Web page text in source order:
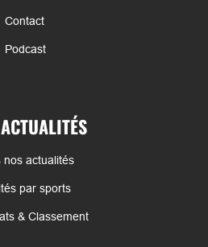
Contact
Podcast
nos actualités
par sports
& Classement